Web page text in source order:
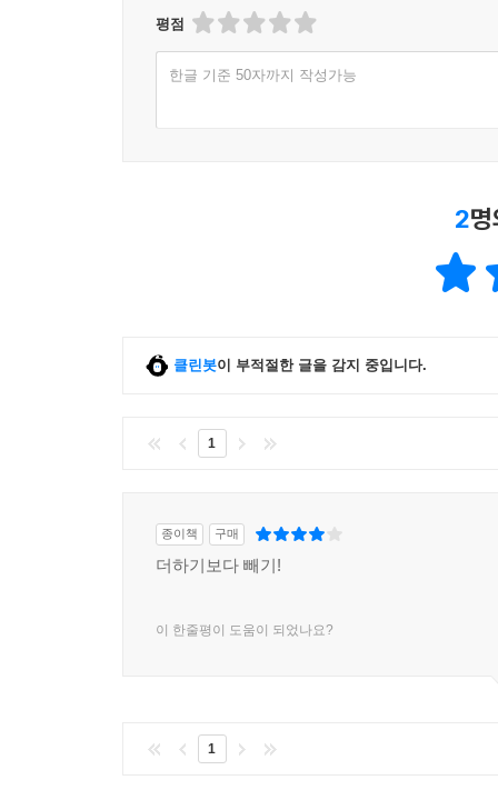
평점
한글 기준 50자까지 작성가능
2
클린봇이 부적절한 글을 감지 중입니다.
1
종이책 구매
더하기보다 빼기!
이 한줄평이 도움이 되었나요?
1